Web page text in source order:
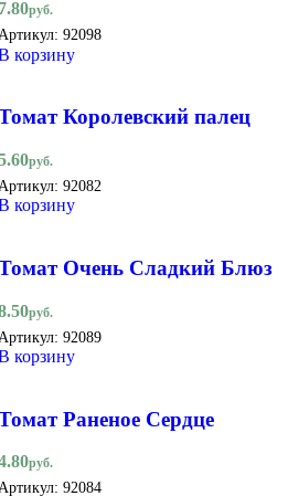
руб.
92098
корзину
Королевский палец
руб.
92082
корзину
Очень Сладкий Блюз
руб.
92089
корзину
Раненое Сердце
руб.
92084